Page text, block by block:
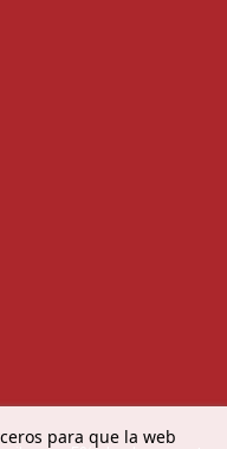
para que la web